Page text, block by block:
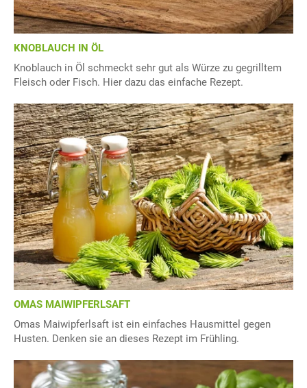
KNOBLAUCH IN ÖL
Knoblauch in Öl schmeckt sehr gut als Würze zu gegrilltem
Fleisch oder Fisch. Hier dazu das einfache Rezept.
OMAS MAIWIPFERLSAFT
Omas Maiwipferlsaft ist ein einfaches Hausmittel gegen
Husten. Denken sie an dieses Rezept im Frühling.